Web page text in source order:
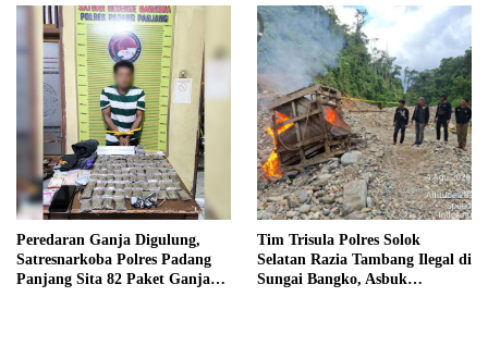
Peredaran Ganja Digulung,
Satresnarkoba Polres Padang
Panjang Sita 82 Paket Ganja
Tim Trisula Polres Solok
Selatan Razia Tambang Ilegal di
Sungai Bangko, Asbuk